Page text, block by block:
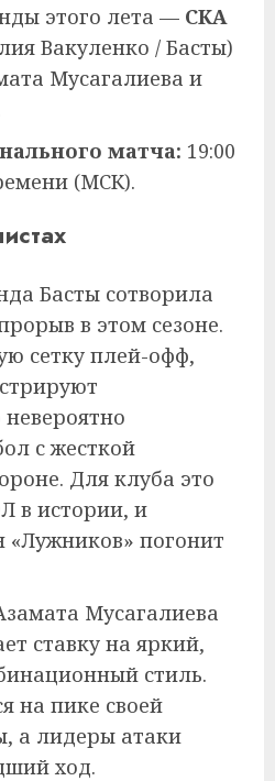
этого лета — СКА
Вакуленко / Басты)
Мусагалиева и
матча: 19:00
(МСК).
Басты сотворила
в этом сезоне.
сетку плей-офф,
с жесткой
Для клуба это
в истории, и
погонит
Мусагалиева
ставку на яркий,
стиль.
на пике своей
а лидеры атаки
ход.